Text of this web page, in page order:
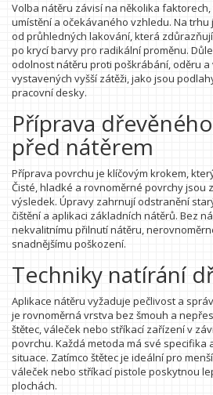
Volba nátěru závisí na několika
umístění a očekávaného vzhledu. Na
od průhledných lakování, která
po krycí barvy pro radikální proměnu.
odolnost nátěru proti poškrábání, oděru
vystavených vyšší zátěži, jako jsou
pracovní desky.
Příprava
před nátěrem
Příprava povrchu je klíčovým krokem,
Čisté, hladké a rovnoměrné povrchy jsou
výsledek. Úpravy zahrnují odstranění
čištění a aplikaci základních nátěrů. Bez
nekvalitnímu přilnutí nátěru,
snadnějšímu poškození.
Techniky natírání
Aplikace nátěru vyžaduje pečlivost a
je rovnoměrná vrstva bez šmouh a
štětec, váleček nebo stříkací zařízení v
povrchu. Každá metoda má své specifika
situace. Zatímco štětec je ideální pro
váleček nebo stříkací pistole poskytnou
plochách.